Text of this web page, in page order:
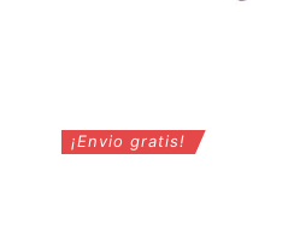
¡Envio gratis!